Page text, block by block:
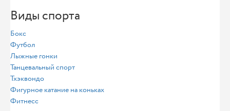
Виды спорта
Бокс
Футбол
Лыжные гонки
Танцевальный спорт
Тхэквондо
Фигурное катание на коньках
Фитнесс